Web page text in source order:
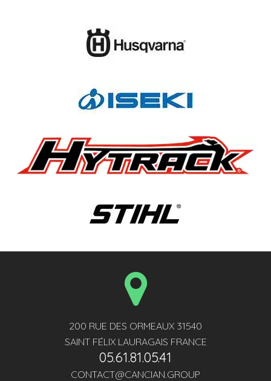
200 RUE DES ORMEAUX 31540
SAINT FÉLIX LAURAGAIS FRANCE
05.61.81.05.41
CONTACT@CANCIAN.GROUP